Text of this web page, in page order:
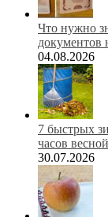
Что нужно
документов
04.08.2026
7 быстрых
часов
30.07.2026